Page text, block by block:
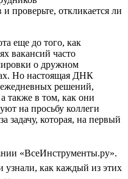
проверьте, откликается ли
еще до того, как
вакансий часто
о дружном
Но настоящая ДНК
ежедневных решений,
также в том, как они
на просьбу коллеги
задачу, которая, на первый
«ВсеИнструменты.ру».
как каждый из этих